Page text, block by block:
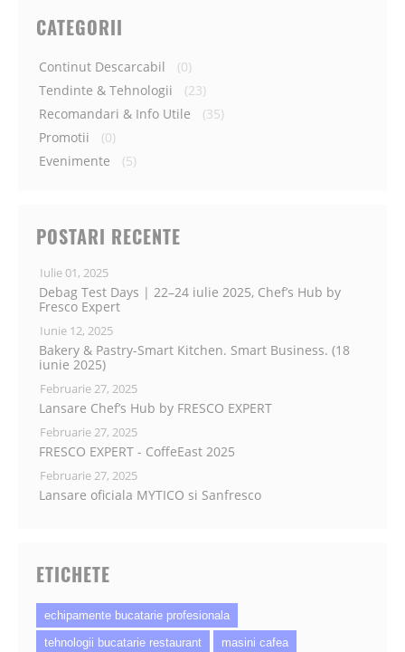
CATEGORII
Continut Descarcabil
(0)
Tendinte & Tehnologii
(23)
Recomandari & Info Utile
(35)
Promotii
(0)
Evenimente
(5)
POSTARI RECENTE
Iulie 01, 2025
Debag Test Days | 22–24 iulie 2025, Chef’s Hub by
Fresco Expert
Iunie 12, 2025
Bakery & Pastry-Smart Kitchen. Smart Business. (18
iunie 2025)
Februarie 27, 2025
Lansare Chef’s Hub by FRESCO EXPERT
Februarie 27, 2025
FRESCO EXPERT - CoffeEast 2025
Februarie 27, 2025
Lansare oficiala MYTICO si Sanfresco
ETICHETE
echipamente bucatarie profesionala
tehnologii bucatarie restaurant
masini cafea